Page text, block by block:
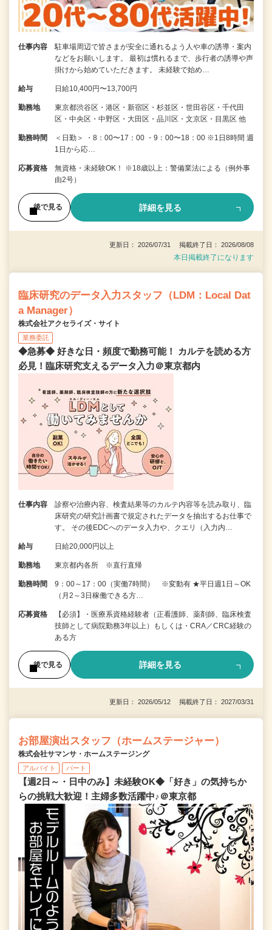
仕事内容
駐車場周辺で皆さまが安全に通れるよう人や車の誘導・案内
などをお願いします。 最初は慣れるまで、歩行者の誘導や声
掛けから始めていただきます。 未経験で始め…
給与 日給10,400円〜13,700円
勤務地
東京都渋谷区・港区・新宿区・杉並区・世田谷区・千代田
区・中央区・中野区・大田区・品川区・文京区・目黒区 他
勤務時間
＜日勤＞ ・8：00〜17：00 ・9：00〜18：00 ※1日8時間 週
1日から応…
応募資格
無資格・未経験OK！ ※18歳以上：警備業法による（例外事
由2号）
後で見る 詳細を見る
更新日： 2026/07/31 掲載終了日： 2026/08/08
本日掲載終了になります
臨床研究のデータ入力スタッフ（LDM：Local Dat
a Manager）
株式会社アクセライズ・サイト
業務委託
◆急募◆ 好きな日・頻度で勤務可能！ カルテを読める方
必見！臨床研究支えるデータ入力＠東京都内
仕事内容
診察や治療内容、検査結果等のカルテ内容等を読み取り、臨
床研究の研究計画書で規定されたデータを抽出するお仕事で
す。 その後EDCへのデータ入力や、クエリ（入力内…
給与 日給20,000円以上
勤務地 東京都内各所 ※直行直帰
勤務時間
9：00～17：00（実働7時間） ※変動有 ★平日週1日～OK
（月2～3日稼働できる方…
応募資格
【必須】・医療系資格経験者（正看護師、薬剤師、臨床検査
技師として病院勤務3年以上）もしくは・CRA／CRC経験の
ある方
後で見る 詳細を見る
更新日： 2026/05/12 掲載終了日： 2027/03/31
お部屋演出スタッフ（ホームステージャー）
株式会社サマンサ・ホームステージング
アルバイト パート
【週2日～・日中のみ】未経験OK◆「好き」の気持ちか
らの挑戦大歓迎！主婦多数活躍中♪＠東京都